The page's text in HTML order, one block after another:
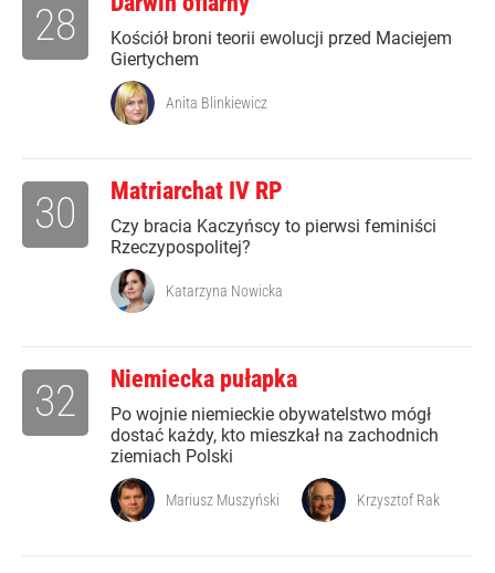
Kościół broni teorii ewolucji przed Maciejem
Giertychem
28
Anita Blinkiewicz
Matriarchat IV RP
Czy bracia Kaczyńscy to pierwsi feminiści
Rzeczypospolitej?
30
Katarzyna Nowicka
Niemiecka pułapka
Po wojnie niemieckie obywatelstwo mógł
dostać każdy, kto mieszkał na zachodnich
ziemiach Polski
32
Mariusz Muszyński Krzysztof Rak